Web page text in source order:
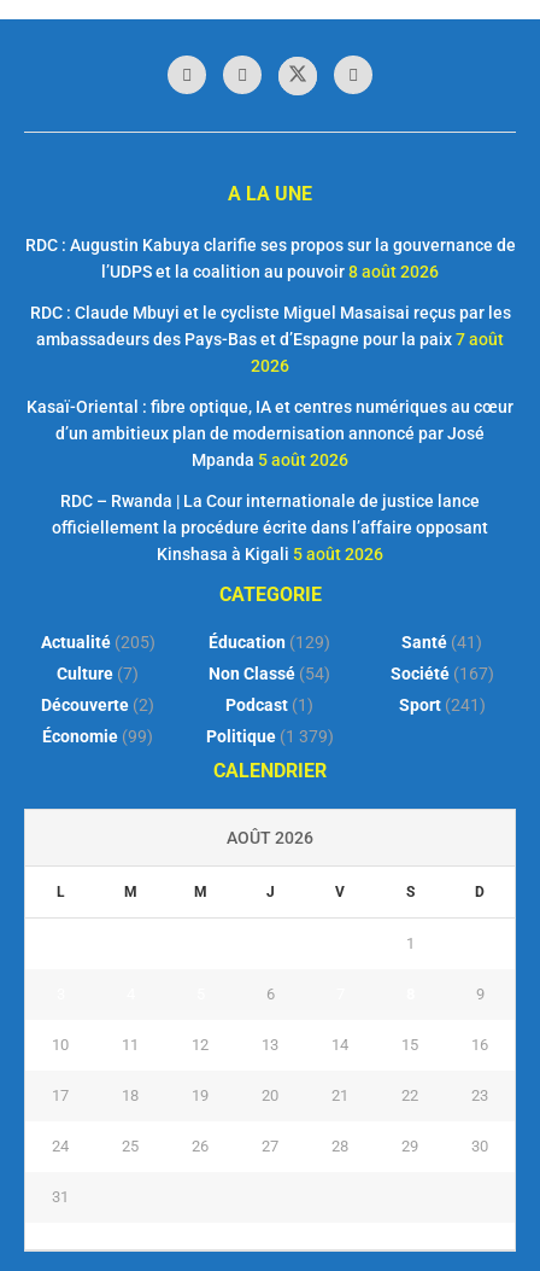
A LA UNE
RDC : Augustin Kabuya clarifie ses propos sur la gouvernance de
l’UDPS et la coalition au pouvoir8 août 2026
RDC : Claude Mbuyi et le cycliste Miguel Masaisai reçus par les
ambassadeurs des Pays-Bas et d’Espagne pour la paix7 août
2026
Kasaï-Oriental : fibre optique, IA et centres numériques au cœur
d’un ambitieux plan de modernisation annoncé par José
Mpanda 5 août 2026
RDC – Rwanda | La Cour internationale de justice lance
officiellement la procédure écrite dans l’affaire opposant
Kinshasa à Kigali 5 août 2026
CATEGORIE
Actualité(205)
Culture (7)
Découverte (2)
Économie (99)
Éducation (129)
Non Classé (54)
Podcast (1)
Politique(1 379)
Santé (41)
Société(167)
Sport(241)
CALENDRIER
AOÛT 2026
L M M J V S D
1
6 9
10 11 12 13 14 15 16
17 18 19 20 21 22 23
24 25 26 27 28 29 30
31